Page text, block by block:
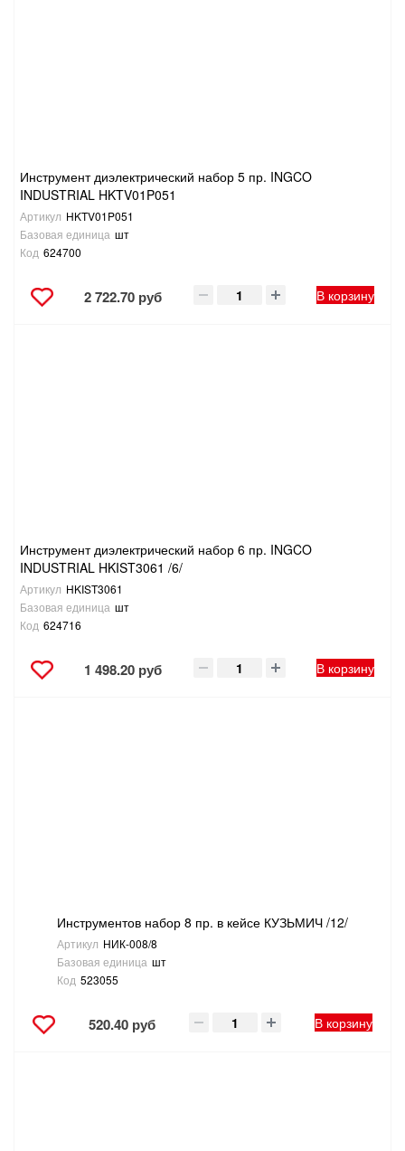
СНЕГОУБОРОЧНЫЙ ИНВЕНТАРЬ
СТРЕМЯНКИ,ЛЕСТНИЦЫ
ЭЛЕКТРОМОНТАЖНЫЕ ТОВАРЫ, СВЕТОТЕХНИКА
Инструмент диэлектрический набор 5 пр. INGCO
INDUSTRIAL HKTV01P051
Артикул HKTV01P051
Базовая единица шт
Код 624700
2 722.70 руб В корзину
Инструмент диэлектрический набор 6 пр. INGCO
INDUSTRIAL HKIST3061 /6/
Артикул HKIST3061
Базовая единица шт
Код 624716
1 498.20 руб В корзину
Инструментов набор 8 пр. в кейсе КУЗЬМИЧ /12/
Артикул НИК-008/8
Базовая единица шт
Код 523055
520.40 руб В корзину